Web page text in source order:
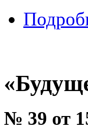
№ 39 от